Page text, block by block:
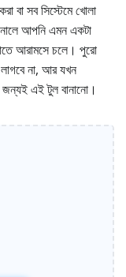
বা সব সিস্টেমে খোলা
আপনি এমন একটা
আরামসে চলে। পুরো
না, আর যখন
এই টুল বানানো।